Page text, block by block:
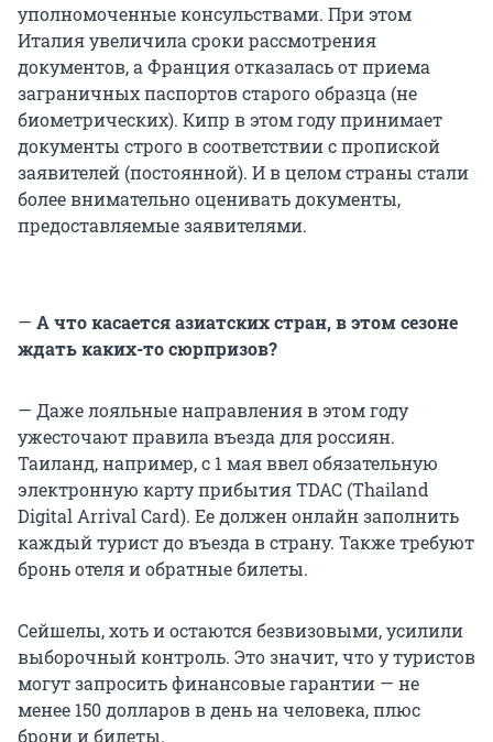
уполномоченные консульствами. При этом
Италия увеличила сроки рассмотрения
документов, а Франция отказалась от приема
заграничных паспортов старого образца (не
биометрических). Кипр в этом году принимает
документы строго в соответствии с пропиской
заявителей (постоянной). И в целом страны стали
более внимательно оценивать документы,
предоставляемые заявителями.
— А что касается азиатских стран, в этом сезоне
ждать каких-то сюрпризов?
— Даже лояльные направления в этом году
ужесточают правила въезда для россиян.
Таиланд, например, с 1 мая ввел обязательную
электронную карту прибытия TDAC (Thailand
Digital Arrival Card). Ее должен онлайн заполнить
каждый турист до въезда в страну. Также требуют
бронь отеля и обратные билеты.
Сейшелы, хоть и остаются безвизовыми, усилили
выборочный контроль. Это значит, что у туристов
могут запросить финансовые гарантии — не
менее 150 долларов в день на человека, плюс
брони и билеты.